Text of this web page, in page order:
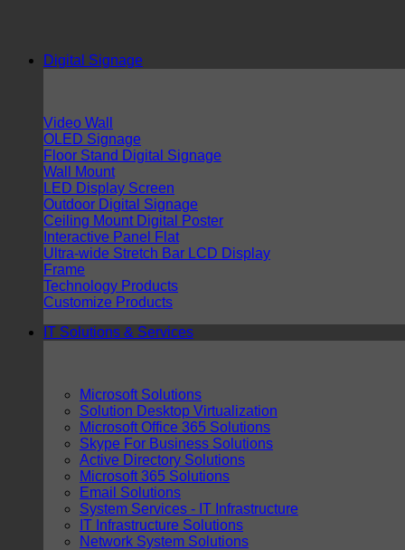
Digital Signage
Video Wall
OLED Signage
Floor Stand Digital Signage
Wall Mount
LED Display Screen
Outdoor Digital Signage
Ceiling Mount Digital Poster
Interactive Panel Flat
Ultra-wide Stretch Bar LCD Display
Frame
Technology Products
Customize Products
IT Solutions & Services
Microsoft Solutions
Solution Desktop Virtualization
Microsoft Office 365 Solutions
Skype For Business Solutions
Active Directory Solutions
Microsoft 365 Solutions
Email Solutions
System Services - IT Infrastructure
IT Infrastructure Solutions
Network System Solutions